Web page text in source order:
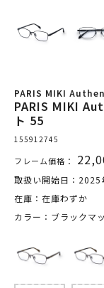
PARIS MIKI
PARIS MIKI
ト 55
155912745
フレーム価格：
取扱い開始日：2025
在庫：在庫わずか
カラー：ブラックマ